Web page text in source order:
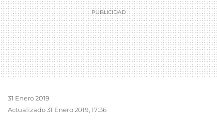
31 Enero 2019
Actualizado 31 Enero 2019, 17:36